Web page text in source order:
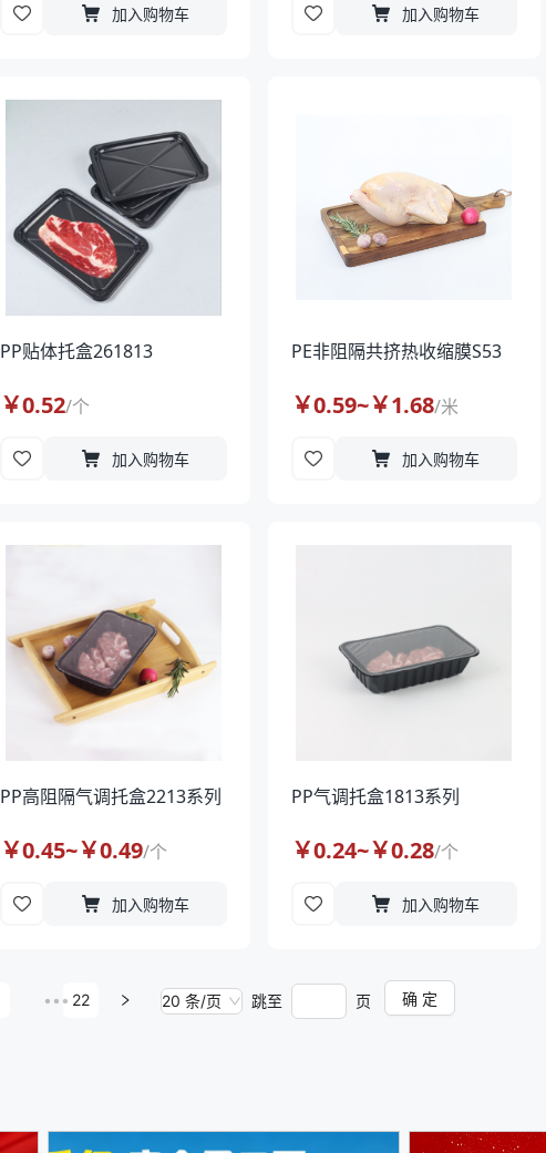
加入购物车 加入购物车
PP贴体托盒261813
￥0.52/个
加入购物车
PE非阻隔共挤热收缩膜S53
￥0.59~￥1.68/米
加入购物车
PP高阻隔气调托盒2213系列
￥0.45~￥0.49/个
加入购物车
PP气调托盒1813系列
￥0.24~￥0.28/个
加入购物车
••• 22 20 条/页 跳至 页 确 定